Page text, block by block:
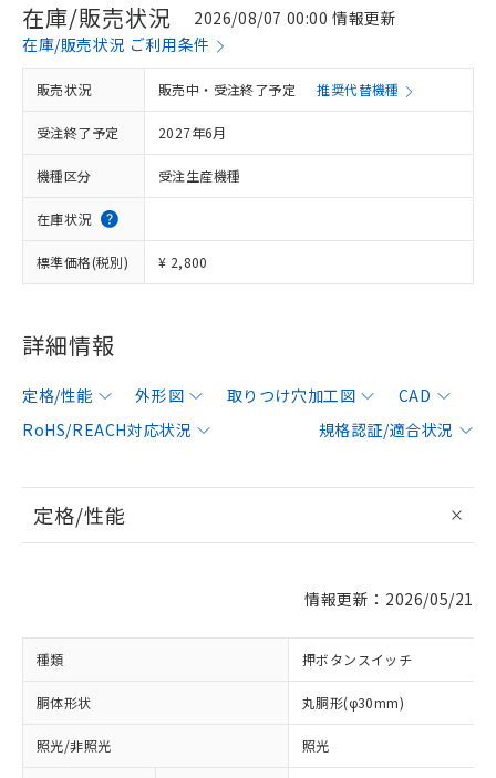
在庫/販売状況
2026/08/07 00:00 情報更新
在庫/販売状況 ご利用条件
販売状況 販売中・受注終了予定 推奨代替機種
受注終了予定 2027年6月
機種区分 受注生産機種
在庫状況
標準価格(税別) ¥ 2,800
詳細情報
定格/性能 外形図 取りつけ穴加工図
CAD
RoHS/REACH対応状況
規格認証/適合状況
定格/性能
情報更新：2026/05/21
種類 押ボタンスイッチ
胴体形状 丸胴形(φ30mm)
照光/非照光 照光